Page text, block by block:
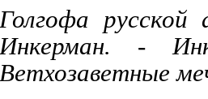
Голгофа
Инкерман. -
Ветхозаветные